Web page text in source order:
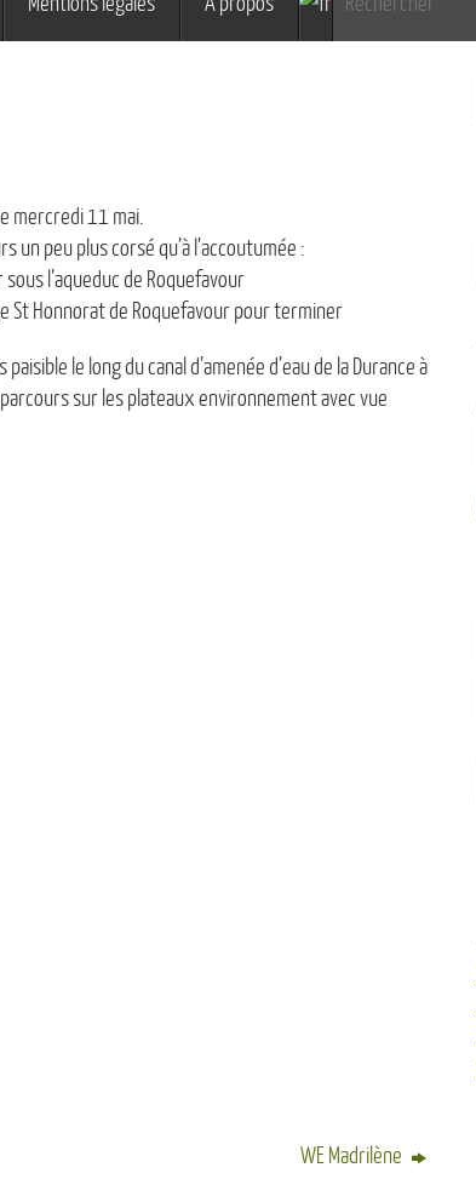
mercredi 11 mai.
un peu plus corsé qu’à l’accoutumée :
l’aqueduc de Roquefavour
St Honnorat de Roquefavour pour terminer
le long du canal d’amenée d’eau de la Durance à
sur les plateaux environnement avec vue
WE Madrilène